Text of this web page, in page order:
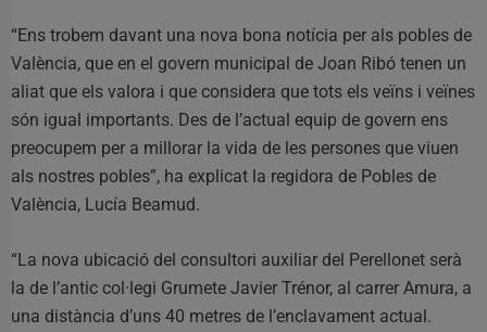
“Ens trobem davant una nova bona notícia per als pobles de
València, que en el govern municipal de Joan Ribó tenen un
aliat que els valora i que considera que tots els veïns i veïnes
són igual importants. Des de l’actual equip de govern ens
preocupem per a millorar la vida de les persones que viuen
als nostres pobles”, ha explicat la regidora de Pobles de
València, Lucía Beamud.
“La nova ubicació del consultori auxiliar del Perellonet serà
la de l’antic col·legi Grumete Javier Trénor, al carrer Amura, a
una distància d’uns 40 metres de l’enclavament actual.